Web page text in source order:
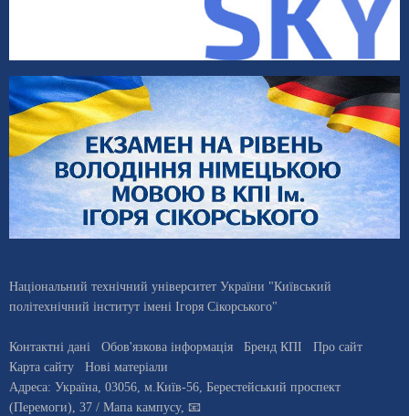
Національний технічний університет України "Київський
політехнічний інститут імені Ігоря Сікорського"
Контактні дані Обов'язкова інформація Бренд КПІ
Про сайт
Карта сайту
Нові матеріали
Адреса: Україна 03056 , м. Київ-56, Берестейський проспект
(Перемоги), 37 / Мапа кампусу, 📧